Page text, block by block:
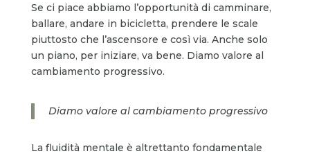
Se ci piace abbiamo l’opportunità di camminare,
ballare, andare in bicicletta, prendere le scale
piuttosto che l’ascensore e così via. Anche solo
un piano, per iniziare, va bene. Diamo valore al
cambiamento progressivo.
Diamo valore al cambiamento progressivo
La fluidità mentale è altrettanto fondamentale